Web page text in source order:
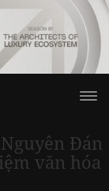
Đán
văn hóa